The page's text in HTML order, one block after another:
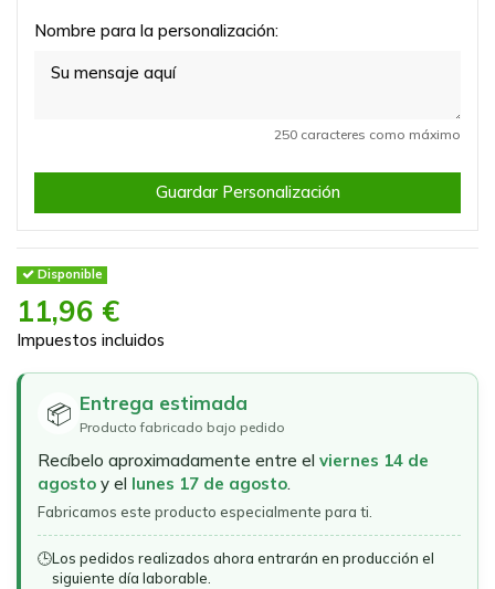
Nombre para la personalización:
250 caracteres como máximo
Guardar Personalización
Disponible
11,96 €
Impuestos incluidos
📦 Entrega estimada
Producto fabricado bajo pedido
Recíbelo aproximadamente entre el viernes 14 de
agosto y el lunes 17 de agosto.
Fabricamos este producto especialmente para ti.
🕒Los pedidos realizados ahora entrarán en producción el
siguiente día laborable.